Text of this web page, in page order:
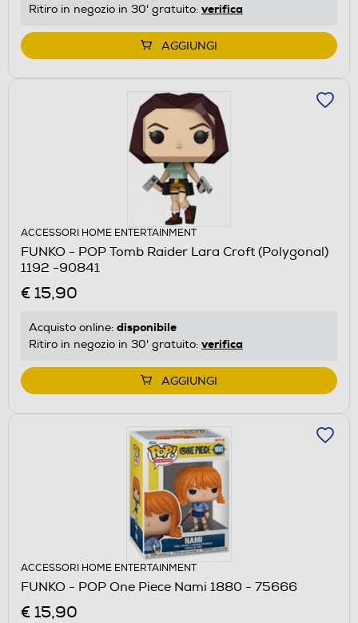
Ritiro in negozio in 30' gratuito: verifica
AGGIUNGI
ACCESSORI HOME ENTERTAINMENT
FUNKO - POP Tomb Raider Lara Croft (Polygonal)
1192 -90841
€ 15,90
Acquisto online: disponibile
Ritiro in negozio in 30' gratuito: verifica
AGGIUNGI
ACCESSORI HOME ENTERTAINMENT
FUNKO - POP One Piece Nami 1880 - 75666
€ 15,90